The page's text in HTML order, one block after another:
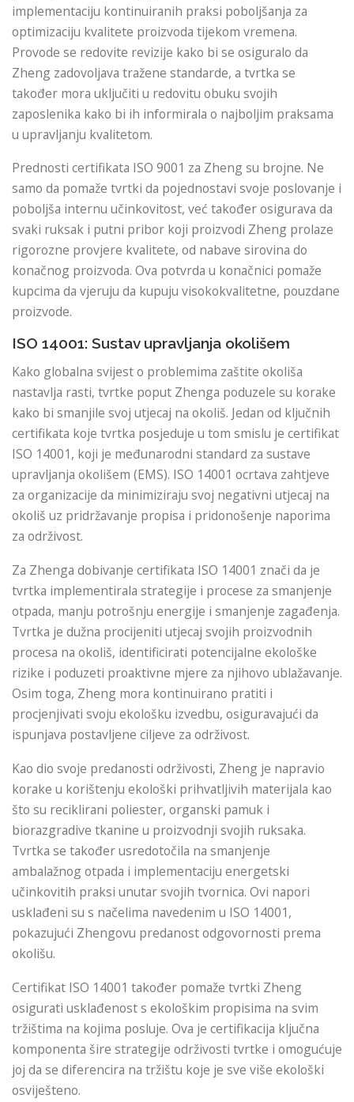
implementaciju kontinuiranih praksi poboljšanja za
optimizaciju kvalitete proizvoda tijekom vremena.
Provode se redovite revizije kako bi se osiguralo da
Zheng zadovoljava tražene standarde, a tvrtka se
također mora uključiti u redovitu obuku svojih
zaposlenika kako bi ih informirala o najboljim praksama
u upravljanju kvalitetom.
Prednosti certifikata ISO 9001 za Zheng su brojne. Ne
samo da pomaže tvrtki da pojednostavi svoje poslovanje i
poboljša internu učinkovitost, već također osigurava da
svaki ruksak i putni pribor koji proizvodi Zheng prolaze
rigorozne provjere kvalitete, od nabave sirovina do
konačnog proizvoda. Ova potvrda u konačnici pomaže
kupcima da vjeruju da kupuju visokokvalitetne, pouzdane
proizvode.
ISO 14001: Sustav upravljanja okolišem
Kako globalna svijest o problemima zaštite okoliša
nastavlja rasti, tvrtke poput Zhenga poduzele su korake
kako bi smanjile svoj utjecaj na okoliš. Jedan od ključnih
certifikata koje tvrtka posjeduje u tom smislu je certifikat
ISO 14001, koji je međunarodni standard za sustave
upravljanja okolišem (EMS). ISO 14001 ocrtava zahtjeve
za organizacije da minimiziraju svoj negativni utjecaj na
okoliš uz pridržavanje propisa i pridonošenje naporima
za održivost.
Za Zhenga dobivanje certifikata ISO 14001 znači da je
tvrtka implementirala strategije i procese za smanjenje
otpada, manju potrošnju energije i smanjenje zagađenja.
Tvrtka je dužna procijeniti utjecaj svojih proizvodnih
procesa na okoliš, identificirati potencijalne ekološke
rizike i poduzeti proaktivne mjere za njihovo ublažavanje.
Osim toga, Zheng mora kontinuirano pratiti i
procjenjivati ​​svoju ekološku izvedbu, osiguravajući da
ispunjava postavljene ciljeve za održivost.
Kao dio svoje predanosti održivosti, Zheng je napravio
korake u korištenju ekološki prihvatljivih materijala kao
što su reciklirani poliester, organski pamuk i
biorazgradive tkanine u proizvodnji svojih ruksaka.
Tvrtka se također usredotočila na smanjenje
ambalažnog otpada i implementaciju energetski
učinkovitih praksi unutar svojih tvornica. Ovi napori
usklađeni su s načelima navedenim u ISO 14001,
pokazujući Zhengovu predanost odgovornosti prema
okolišu.
Certifikat ISO 14001 također pomaže tvrtki Zheng
osigurati usklađenost s ekološkim propisima na svim
tržištima na kojima posluje. Ova je certifikacija ključna
komponenta šire strategije održivosti tvrtke i omogućuje
joj da se diferencira na tržištu koje je sve više ekološki
osviješteno.